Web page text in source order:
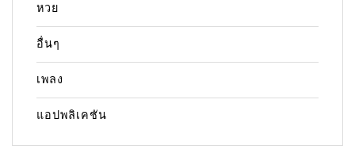
หวย
อื่นๆ
เพลง
แอปพลิเคชัน